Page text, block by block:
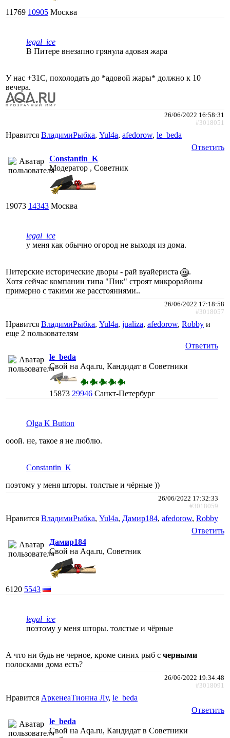
11769 10905 Москва
legal_ice
В Питере внезапно грянула адовая жара
У нас +31С, похолодать до *адовой жары* должно к 10
вечера.
26/06/2022 16:58:31
#3018051
Нравится ВладимиРыбка, Yul4a, afedorow, le_beda
Ответить
Constantin_K
Модератор , Советник
19073 14343 Москва
legal_ice
у меня как обычно огород не выходя из дома.
Питерские исторические дворы - рай вуайериста
.
Хотя сейчас компании типа "Пик" строят микрорайоны
примерно с такими же расстояниями..
26/06/2022 17:18:58
#3018057
Нравится ВладимиРыбка, Yul4a, jualiza, afedorow, Robby и
еще 2 пользователям
Ответить
le_beda
Свой на Aqa.ru, Кандидат в Советники
15873 29946 Санкт-Петербург
Olga K Button
ооой. не, такое я не люблю.
Constantin_K
поэтому у меня шторы. толстые и чёрные ))
26/06/2022 17:32:33
#3018059
Нравится ВладимиРыбка, Yul4a, Дамир184, afedorow, Robby
Ответить
Дамир184
Свой на Aqa.ru, Советник
6120 5543
legal_ice
поэтому у меня шторы. толстые и чёрные
А что ни будь не черное, кроме синих рыб с черными
полосками дома есть?
26/06/2022 19:34:48
#3018091
Нравится АркенеаТионна Лу, le_beda
Ответить
le_beda
Свой на Aqa.ru, Кандидат в Советники